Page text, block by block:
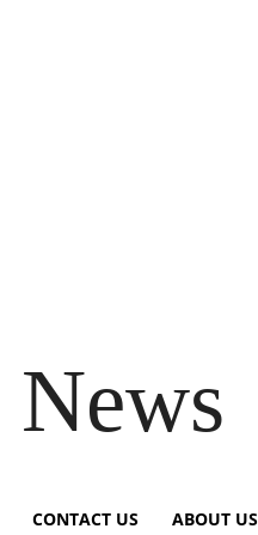
CONTACT US ABOUT US